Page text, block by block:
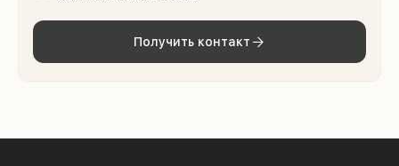
Получить контакт